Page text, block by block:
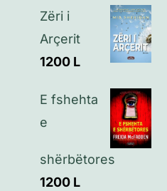
Politikat e privatësisë
Zëri i
Arçerit
1200 L
E fshehta
e
shërbëtores
1200 L